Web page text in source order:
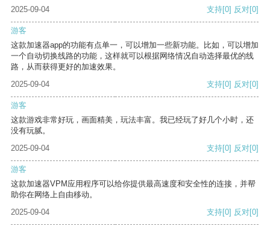
2025-09-04 支持[0] 反对[0]
游客
这款加速器app的功能有点单一，可以增加一些新功能。比如，可以增加
一个自动切换线路的功能，这样就可以根据网络情况自动选择最优的线
路，从而获得更好的加速效果。
2025-09-04
支持[0] 反对[0]
游客
这款游戏非常好玩，画面精美，玩法丰富。我已经玩了好几个小时，还
没有玩腻。
2025-09-04
支持[0] 反对[0]
游客
这款加速器VPM应用程序可以给你提供最高速度和安全性的连接，并帮
助你在网络上自由移动。
2025-09-04
支持[0] 反对[0]